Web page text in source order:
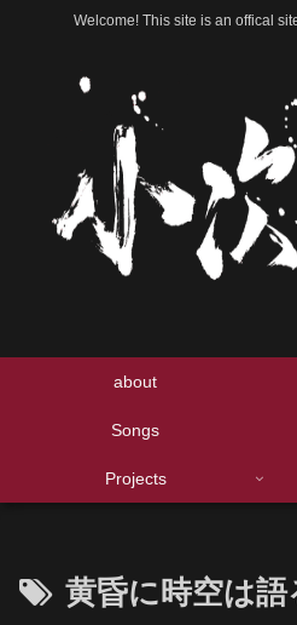
Welcome! This site is an offical
about
Songs
Projects
黄昏に時空は語